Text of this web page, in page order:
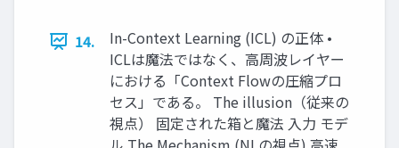
14.
In-Context Learning (ICL) の正体 •
ICLは魔法ではなく、高周波レイヤー
における「Context Flowの圧縮プロ
セス」である。 The illusion（従来の
視点） 固定された箱と魔法 入力 モデ